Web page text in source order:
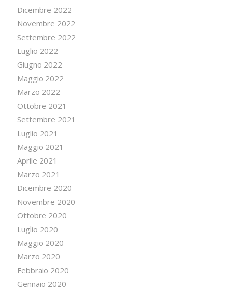
Dicembre 2022
Novembre 2022
Settembre 2022
Luglio 2022
Giugno 2022
Maggio 2022
Marzo 2022
Ottobre 2021
Settembre 2021
Luglio 2021
Maggio 2021
Aprile 2021
Marzo 2021
Dicembre 2020
Novembre 2020
Ottobre 2020
Luglio 2020
Maggio 2020
Marzo 2020
Febbraio 2020
Gennaio 2020